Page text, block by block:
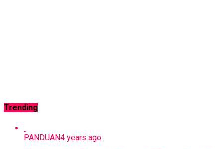
Trending
PANDUAN4 years ago